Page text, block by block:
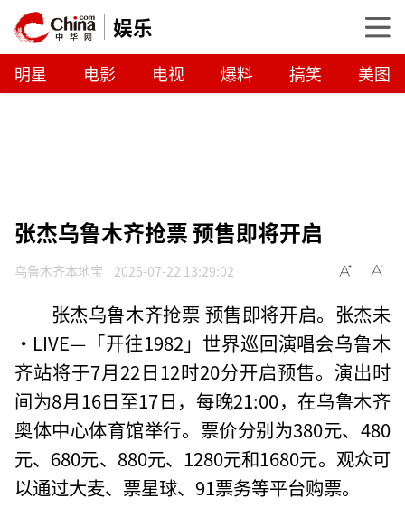
娱乐
明星 电影 电视 爆料 搞笑 美图
张杰乌鲁木齐抢票 预售即将开启
乌鲁木齐本地宝 2025-07-22 13:29:02
张杰乌鲁木齐抢票 预售即将开启。张杰未
·LIVE—「开往1982」世界巡回演唱会乌鲁木
齐站将于7月22日12时20分开启预售。演出时
间为8月16日至17日，每晚21:00，在乌鲁木齐
奥体中心体育馆举行。票价分别为380元、480
元、680元、880元、1280元和1680元。观众可
以通过大麦、票星球、91票务等平台购票。